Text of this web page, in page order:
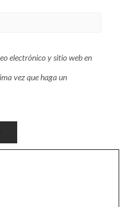
electrónico y sitio web en
vez que haga un